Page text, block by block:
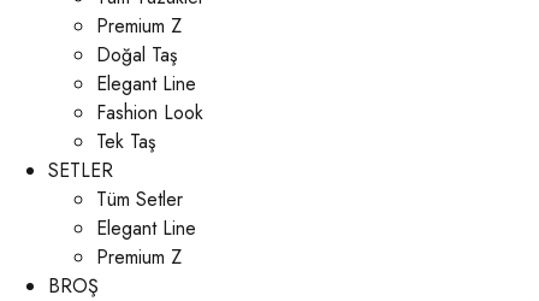
Premium Z
Doğal Taş
Elegant Line
Fashion Look
Tek Taş
SETLER
Tüm Setler
Elegant Line
Premium Z
BROŞ